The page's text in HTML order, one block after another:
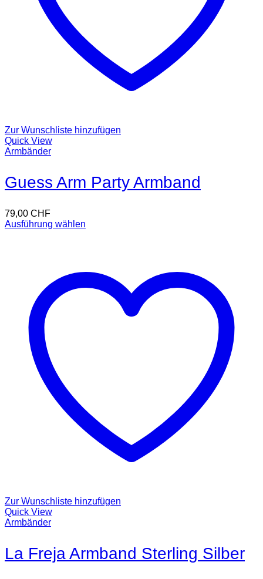
Zur Wunschliste hinzufügen
Quick View
Armbänder
Guess Arm Party Armband
79,00 CHF
Ausführung wählen
Zur Wunschliste hinzufügen
Quick View
Armbänder
La Freja Armband Sterling Silber